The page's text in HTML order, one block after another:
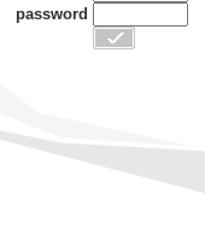
password